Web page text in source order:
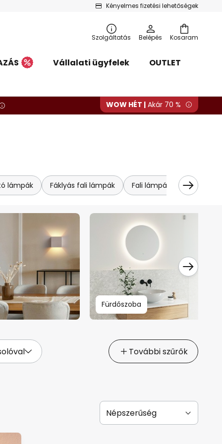
Kényelmes fizetési lehetőségek
Kosaram
Szolgáltatás Belépés
Vállalati ügyfelek OUTLET
WOW HÉT | Akár 70 %
lámpák Fáklyás fali lámpák Fali lámpák Fa fali
Fürdőszoba
További szűrők